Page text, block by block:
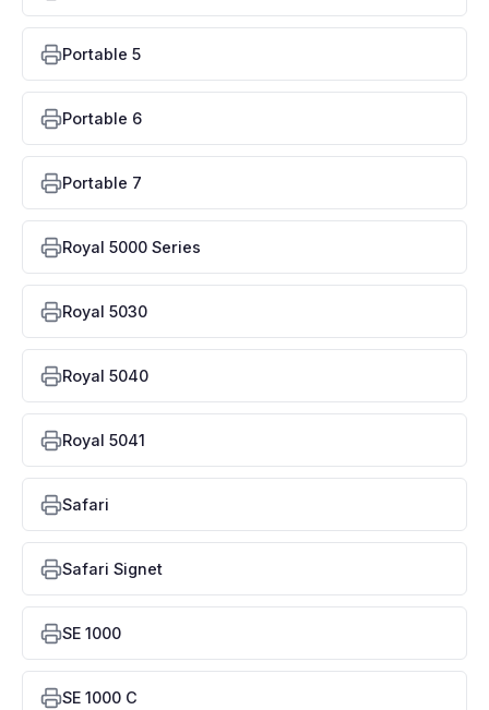
Portable 5
Portable 6
Portable 7
Royal 5000 Series
Royal 5030
Royal 5040
Royal 5041
Safari
Safari Signet
SE 1000
SE 1000 C